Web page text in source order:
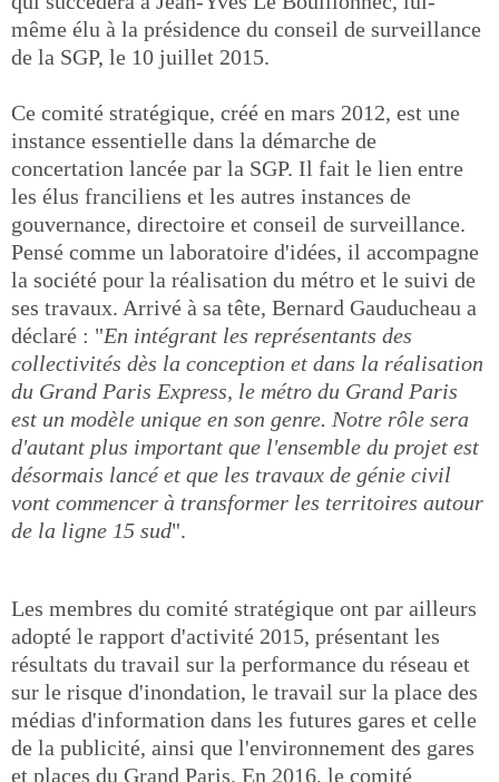
même élu à la présidence du conseil de surveillance
de la SGP, le 10 juillet 2015.
Ce comité stratégique, créé en mars 2012, est une
instance essentielle dans la démarche de
concertation lancée par la SGP. Il fait le lien entre
les élus franciliens et les autres instances de
gouvernance, directoire et conseil de surveillance.
Pensé comme un laboratoire d'idées, il accompagne
la société pour la réalisation du métro et le suivi de
ses travaux. Arrivé à sa tête, Bernard Gauducheau a
déclaré : "En intégrant les représentants des
collectivités dès la conception et dans la réalisation
du Grand Paris Express, le métro du Grand Paris
est un modèle unique en son genre. Notre rôle sera
d'autant plus important que l'ensemble du projet est
désormais lancé et que les travaux de génie civil
vont commencer à transformer les territoires autour
de la ligne 15 sud".
Les membres du comité stratégique ont par ailleurs
adopté le rapport d'activité 2015, présentant les
résultats du travail sur la performance du réseau et
sur le risque d'inondation, le travail sur la place des
médias d'information dans les futures gares et celle
de la publicité, ainsi que l'environnement des gares
et places du Grand Paris. En 2016, le comité